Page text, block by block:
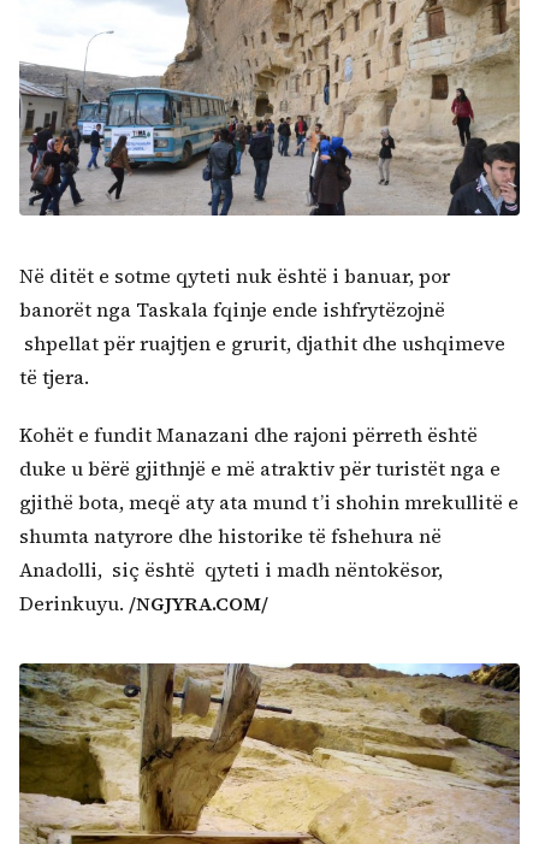
Në ditët e sotme qyteti nuk është i banuar, por
banorët nga Taskala fqinje ende ishfrytëzojnë
shpellat për ruajtjen e grurit, djathit dhe ushqimeve
të tjera.
Kohët e fundit Manazani dhe rajoni përreth është
duke u bërë gjithnjë e më atraktiv për turistët nga e
gjithë bota, meqë aty ata mund t’i shohin mrekullitë e
shumta natyrore dhe historike të fshehura në
Anadolli, siç është qyteti i madh nëntokësor,
Derinkuyu. /NGJYRA.COM/